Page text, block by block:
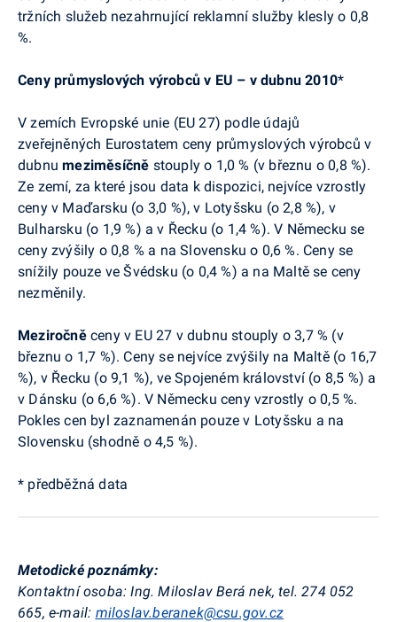
tržních služeb nezahrnující reklamní služby klesly o 0,8
%.
Ceny průmyslových výrobců v EU – v dubnu 2010*
V zemích Evropské unie (EU 27) podle údajů
zveřejněných Eurostatem ceny průmyslových výrobců v
dubnumeziměsíčně stouply o 1,0 % (v březnu o 0,8 %).
Ze zemí, za které jsou data k dispozici, nejvíce vzrostly
ceny v Maďarsku (o 3,0 %), v Lotyšsku (o 2,8 %), v
Bulharsku (o 1,9 %) a v Řecku (o 1,4 %). V Německu se
ceny zvýšily o 0,8 % a na Slovensku o 0,6 %. Ceny se
snížily pouze ve Švédsku (o 0,4 %) a na Maltě se ceny
nezměnily.
Meziročně ceny v EU 27 v dubnu stouply o 3,7 % (v
březnu o 1,7 %). Ceny se nejvíce zvýšily na Maltě (o 16,7
%), v Řecku (o 9,1 %), ve Spojeném království (o 8,5 %) a
v Dánsku (o 6,6 %). V Německu ceny vzrostly o 0,5 %.
Pokles cen byl zaznamenán pouze v Lotyšsku a na
Slovensku (shodně o 4,5 %).
* předběžná data
Metodické poznámky:
Kontaktní osoba: Ing. Miloslav Berá nek, tel. 274 052
665, e-mail: miloslav.beranek@csu.gov.cz